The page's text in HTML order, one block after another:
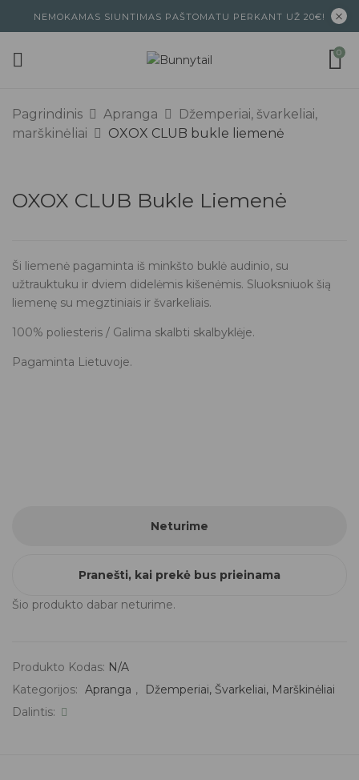
NEMOKAMAS SIUNTIMAS PAŠTOMATU PERKANT UŽ 20€!
0
Pagrindinis Apranga
Džemperiai, švarkeliai,
marškinėliai
OXOX CLUB bukle liemenė
OXOX CLUB Bukle Liemenė
Ši liemenė pagaminta iš minkšto buklė audinio, su
užtrauktuku ir dviem didelėmis kišenėmis. Sluoksniuok šią
liemenę su megztiniais ir švarkeliais.
100% poliesteris / Galima skalbti skalbyklėje.
Pagaminta Lietuvoje.
Neturime
Pranešti, kai prekė bus prieinama
Šio produkto dabar neturime.
Produkto Kodas: N/A
Kategorijos: Apranga ,
Džemperiai, Švarkeliai, Marškinėliai
Dalintis: